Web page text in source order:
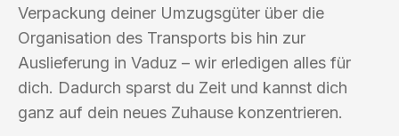
Verpackung deiner Umzugsgüter über die
Organisation des Transports bis hin zur
Auslieferung in Vaduz – wir erledigen alles für
dich. Dadurch sparst du Zeit und kannst dich
ganz auf dein neues Zuhause konzentrieren.